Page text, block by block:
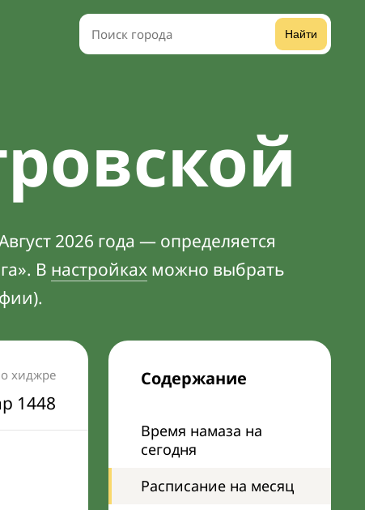
Найти
2026 года — определяется
В настройках можно выбрать
Содержание
Время намаза на
сегодня
Расписание на месяц
хиджре
1448